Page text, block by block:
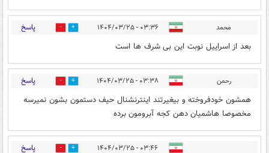
محمد ۰۳:۳۶ - ۱۴۰۴/۰۳/۲۵ 2 پاسخ
بعد از اسراییل نوبت این بی شرف ها است
رحمن ۰۳:۳۸ - ۱۴۰۴/۰۳/۲۵ 2 پاسخ
همشون خودفروخته و بیغیرتند اینترنشنال حیف دستمون بشون نمیرسه
مخصوصا هاشمیان دهن کجه آبرومون برده
۰۳:۴۶ - ۱۴۰۴/۰۳/۲۵ 3 پاسخ